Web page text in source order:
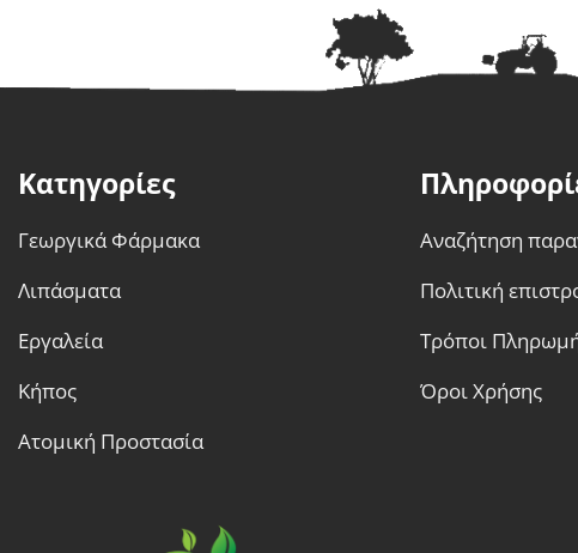
Κατηγορίες
Γεωργικά Φάρμακα
Λιπάσματα
Εργαλεία
Κήπος
Ατομική Προστασία
Αναζήτηση
Πολιτική
Τρόποι
Όροι Χρήσης